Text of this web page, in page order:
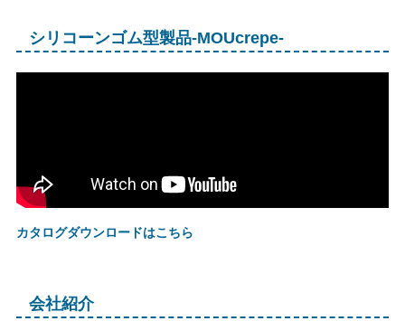
シリコーンゴム型製品-MOUcrepe-
カタログダウンロードはこちら
会社紹介